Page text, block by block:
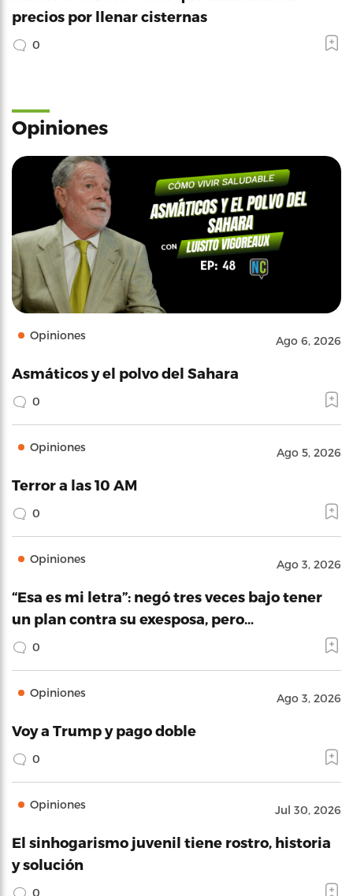
precios por llenar cisternas
0
Opiniones
Opiniones Ago 6, 2026
Asmáticos y el polvo del Sahara
0
Opiniones Ago 5, 2026
Terror a las 10 AM
0
Opiniones Ago 3, 2026
“Esa es mi letra”: negó tres veces bajo tener
un plan contra su exesposa, pero…
0
Opiniones Ago 3, 2026
Voy a Trump y pago doble
0
Opiniones Jul 30, 2026
El sinhogarismo juvenil tiene rostro, historia
y solución
0